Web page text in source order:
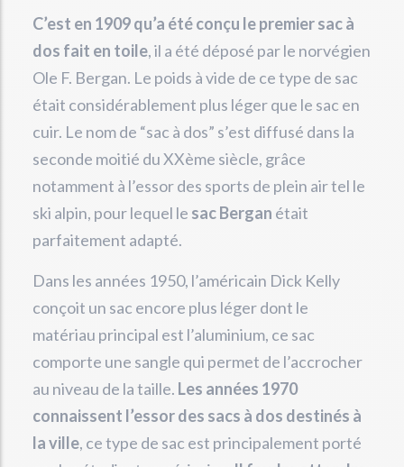
C’est en 1909 qu’a été conçu le premier sac à
dos fait en toile, il a été déposé par le norvégien
Ole F. Bergan. Le poids à vide de ce type de sac
était considérablement plus léger que le sac en
cuir. Le nom de “sac à dos” s’est diffusé dans la
seconde moitié du XXème siècle, grâce
notamment à l’essor des sports de plein air tel le
ski alpin, pour lequel le sac Bergan était
parfaitement adapté.
Dans les années 1950, l’américain Dick Kelly
conçoit un sac encore plus léger dont le
matériau principal est l’aluminium, ce sac
comporte une sangle qui permet de l’accrocher
au niveau de la taille. Les années 1970
connaissent l’essor des sacs à dos destinés à
la ville, ce type de sac est principalement porté